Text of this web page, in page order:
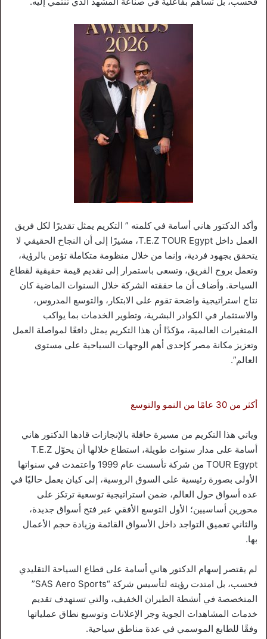
وأكد الدكتور هاني أسامة في كلمته ” التكريم يمثل تقديرًا لكل فريق
العمل داخل T.E.Z TOUR Egypt، مشيرًا إلى أن النجاح الحقيقي لا
يتحقق بجهود فردية، وإنما من خلال منظومة متكاملة تؤمن بالرؤية،
وتعمل بروح الفريق، وتسعى باستمرار إلى تقديم قيمة حقيقية لقطاع
السياحة. وأضاف أن ما حققته الشركة خلال السنوات الماضية كان
نتاج استراتيجية واضحة تقوم على الابتكار، والتوسع المدروس،
والاستثمار في الكوادر البشرية، وتطوير الخدمات بما يواكب
المتغيرات العالمية، مؤكدًا أن هذا التكريم يمثل دافعًا لمواصلة العمل
وتعزيز مكانة مصر كإحدى أهم الوجهات السياحية على مستوى
العالم”.
أكثر من 30 عامًا من النمو والتوسع
وياتي هذا التكريم من مسيرة حافلة بالإنجازات قادها الدكتور هاني
أسامة على مدار سنوات طويلة، استطاع خلالها أن يحوّل T.E.Z
TOUR Egypt من شركة تأسست عام 1999 واعتمدت في سنواتها
الأولى بصورة رئيسية على السوق الروسية، إلى كيان يعمل حاليًا في
عده أسواق حول العالم، ضمن استراتيجية توسعية ترتكز على
محورين أساسيين؛ الأول التوسع الأفقي عبر فتح أسواق جديدة،
والثاني تعميق التواجد داخل الأسواق القائمة وزيادة حجم الأعمال
بها.
لم يقتصر إسهام الدكتور هاني أسامة على قطاع السياحة التقليدي
فحسب، بل امتدت رؤيته لتأسيس شركة “SAS Aero Sports”
المتخصصة في أنشطة الطيران الخفيف، والتي تستهدف تقديم
خدمات المشاهدات الجوية وجر الإعلانات وتوسيع نطاق عملياتها
وفقًا للطابع الموسمي في عدة مناطق سياحية.